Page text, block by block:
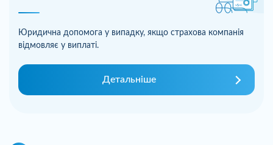
Юридична допомога у випадку, якщо страхова компанія
відмовляє у виплаті.
Детальніше